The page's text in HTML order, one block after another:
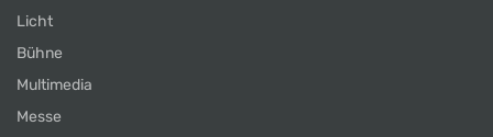
Licht
Bühne
Multimedia
Messe